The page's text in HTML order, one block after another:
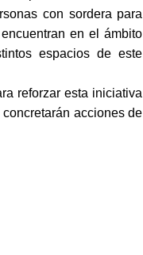
con sordera para
en el ámbito
espacios de este
reforzar esta iniciativa
acciones de